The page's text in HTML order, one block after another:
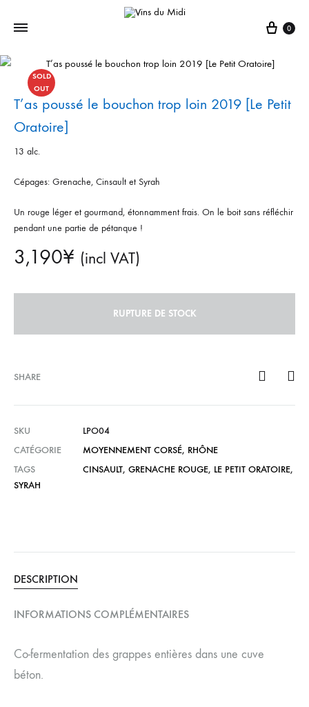
0
SOLD
OUT
T’as poussé le bouchon trop loin 2019 [Le Petit
Oratoire]
13 alc.
Cépages: Grenache, Cinsault et Syrah
Un rouge léger et gourmand, étonnamment frais. On le boit sans réfléchir
pendant une partie de pétanque !
3,190¥ (incl VAT)
RUPTURE DE STOCK
SHARE
SKU
LPO04
CATÉGORIE
MOYENNEMENT CORSÉ, RHÔNE
TAGS
CINSAULT, GRENACHE ROUGE, LE PETIT ORATOIRE,
SYRAH
DESCRIPTION
INFORMATIONS COMPLÉMENTAIRES
Co-fermentation des grappes entières dans une cuve
béton.